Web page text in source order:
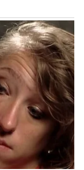
VAŠ POGLED
će saznati nešto
finansijska
novu